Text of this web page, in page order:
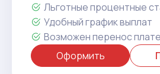
Льготные процентные
Удобный график выплат
Возможен перенос
Оформить